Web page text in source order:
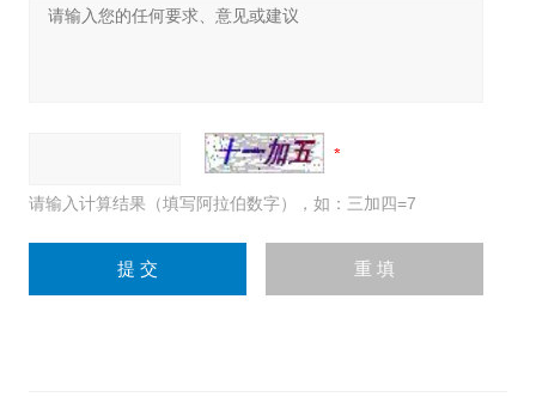
请输入计算结果（填写阿拉伯数字），如：三加四=7